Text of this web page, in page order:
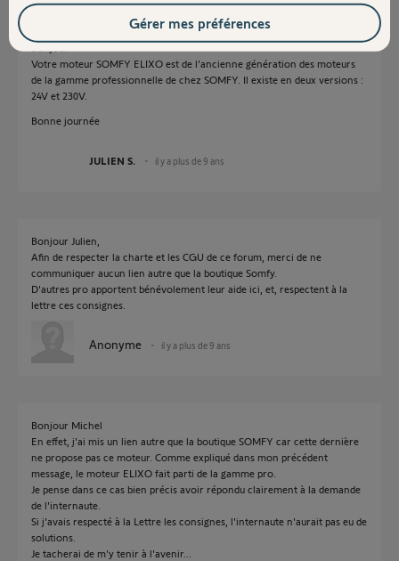
Votre moteur SOMFY ELIXO est de l'ancienne génération des moteurs
de la gamme professionnelle de chez SOMFY. Il existe en deux versions :
24V et 230V.
Bonne journée
JULIEN S. il y a plus de 9 ans
Bonjour Julien,
Afin de respecter la charte et les CGU de ce forum, merci de ne
communiquer aucun lien autre que la boutique Somfy.
D'autres pro apportent bénévolement leur aide ici, et, respectent à la
lettre ces consignes.
Anonyme il y a plus de 9 ans
Bonjour Michel
En effet, j'ai mis un lien autre que la boutique SOMFY car cette dernière
ne propose pas ce moteur. Comme expliqué dans mon précédent
message, le moteur ELIXO fait parti de la gamme pro.
Je pense dans ce cas bien précis avoir répondu clairement à la demande
de l'internaute.
Si j'avais respecté à la Lettre les consignes, l'internaute n'aurait pas eu de
solutions.
Je tacherai de m'y tenir à l'avenir...
Gérer mes préférences